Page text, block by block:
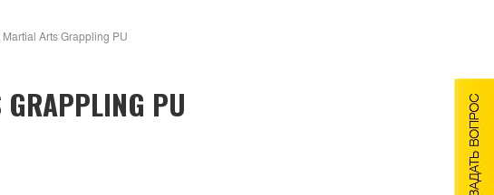
Arts Grappling PU
PU